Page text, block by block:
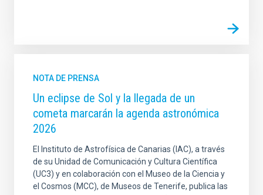
NOTA DE PRENSA
Un eclipse de Sol y la llegada de un
cometa marcarán la agenda astronómica
2026
El Instituto de Astrofísica de Canarias (IAC), a través
de su Unidad de Comunicación y Cultura Científica
(UC3) y en colaboración con el Museo de la Ciencia y
el Cosmos (MCC), de Museos de Tenerife, publica las